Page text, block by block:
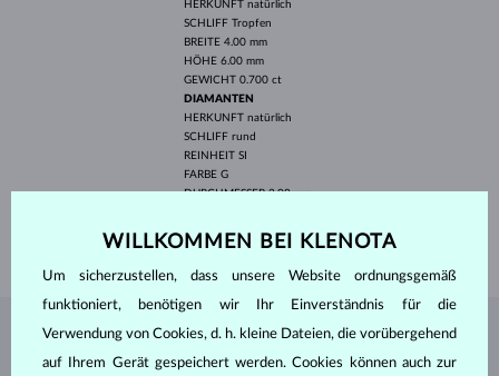
HERKUNFT natürlich
SCHLIFF Tropfen
BREITE 4.00 mm
HÖHE 6.00 mm
GEWICHT 0.700 ct
DIAMANTEN
HERKUNFT natürlich
SCHLIFF rund
REINHEIT SI
FARBE G
DURCHMESSER2.00 mm
2.30 g
SCHMUCK AUS DEMKLENOTA ATELIER
WILLKOMMEN BEI KLENOTA
Um sicherzustellen, dass unsere Website ordnungsgemäß
funktioniert, benötigen wir Ihr Einverständnis für die
Verwendung von Cookies, d. h. kleine Dateien, die vorübergehend
auf Ihrem Gerät gespeichert werden. Cookies können auch zur